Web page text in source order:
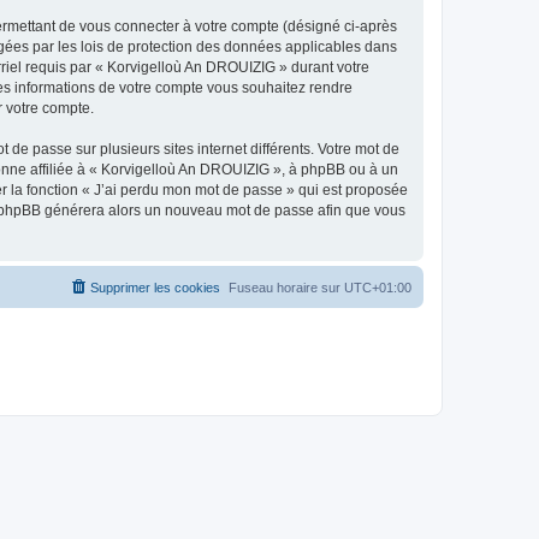
de vous connecter à votre compte (désigné ci-après
par les lois de protection des données applicables dans
requis par « Korvigelloù An DROUIZIG » durant votre
informations de votre compte vous souhaitez rendre
compte.
passe sur plusieurs sites internet différents. Votre mot de
affiliée à « Korvigelloù An DROUIZIG », à phpBB ou à un
fonction « J’ai perdu mon mot de passe » qui est proposée
générera alors un nouveau mot de passe afin que vous
Fuseau horaire sur UTC+01:00
Supprimer les cookies